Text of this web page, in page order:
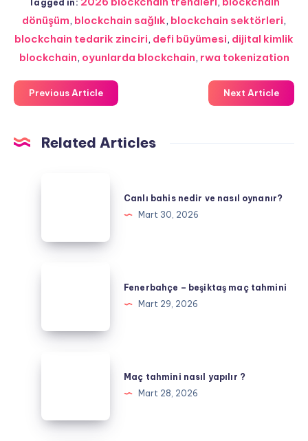
Tagged in:
dönüşüm, blockchain sağlık, blockchain sektörleri,
blockchain tedarik zinciri, defi büyümesi, dijital kimlik
blockchain, oyunlarda blockchain, rwa tokenization
Previous Article Next Article
Related Articles
nasıl
Canlı bahis nedir ve nasıl oynanır?
Mart 30, 2026
tahmini
Fenerbahçe – beşiktaş maç tahmini
Mart 29, 2026
Maç tahmini nasıl yapılır ?
Mart 28, 2026